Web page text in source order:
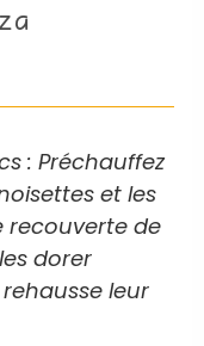
: Préchauffez
et les
recouverte de
dorer
leur